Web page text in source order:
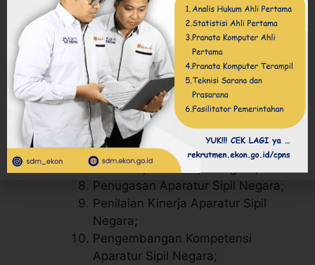
Pengadaan Aparatur Sipil Negara;
Pengangkatan Aparatur Sipil
Negara;
Jabatan Aparatur Sipil Negara;
Pangkat Aparatur Sipil Negara;
Pola Karier Aparatur Sipil Negara;
Pengembangan Karier Aparatur
Sipil Negara;
Mutasi Aparatur Sipil Negara;
Penugasan Aparatur Sipil Negara;
Penilaian Kinerja Aparatur Sipil
Negara;
Pengembangan Kompetensi
Aparatur Sipil Negara;